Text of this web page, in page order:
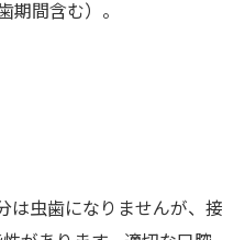
期間含む）。
は虫歯になりませんが、接